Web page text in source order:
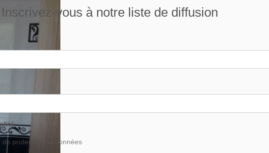
Inscrivez-vous à notre liste de diffusion
de protection de données